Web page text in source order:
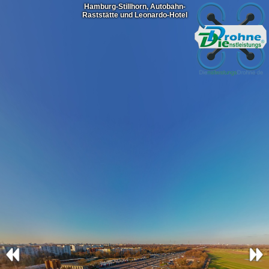
Hamburg-Stillhorn, Autobahn-
Raststätte und Leonardo-Hotel